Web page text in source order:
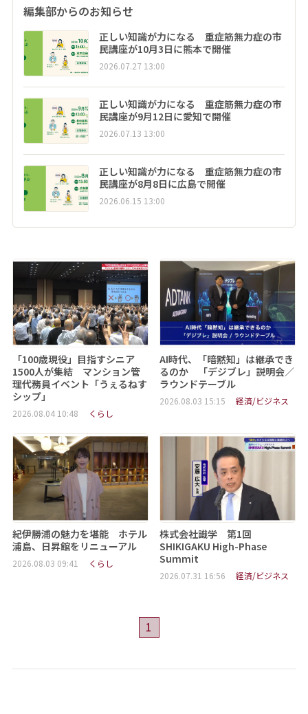
編集部からのお知らせ
正しい知識が力になる 重症筋無力症の市
民講座が10月3日に熊本で開催
2026.07.27 13:00
正しい知識が力になる 重症筋無力症の市
民講座が9月12日に愛知で開催
2026.07.13 13:00
正しい知識が力になる 重症筋無力症の市
民講座が8月8日に広島で開催
2026.06.15 13:00
「100歳現役」目指すシニア
1500人が集結 マンション管
理代務員イベント「うぇるねす
シップ」
2026.08.04 10:48 くらし
AI時代、「暗黙知」は継承でき
るのか 「デジブレ」説明会／
ラウンドテーブル
2026.08.03 15:15 経済/ビジネス
紀伊勝浦の魅力を堪能 ホテル
浦島、日昇館をリニューアル
2026.08.03 09:41 くらし
株式会社識学 第1回
SHIKIGAKU High-Phase
Summit
2026.07.31 16:56 経済/ビジネス
1